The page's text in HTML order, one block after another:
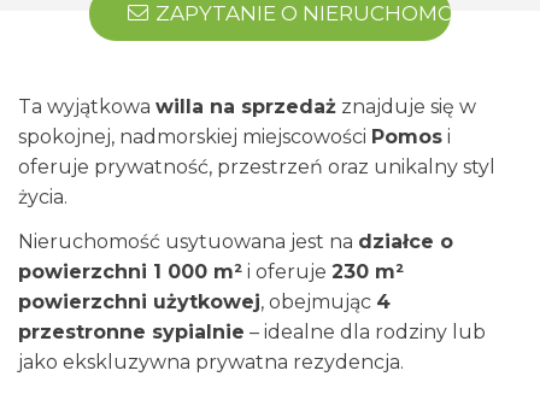
ZAPYTANIE O NIERUCHOMOŚĆ
Ta wyjątkowa willa na sprzedaż znajduje się w
spokojnej, nadmorskiej miejscowości Pomos i
oferuje prywatność, przestrzeń oraz unikalny styl
życia.
Nieruchomość usytuowana jest na działce o
powierzchni 1 000 m² i oferuje 230 m²
powierzchni użytkowej, obejmując 4
przestronne sypialnie – idealne dla rodziny lub
jako ekskluzywna prywatna rezydencja.